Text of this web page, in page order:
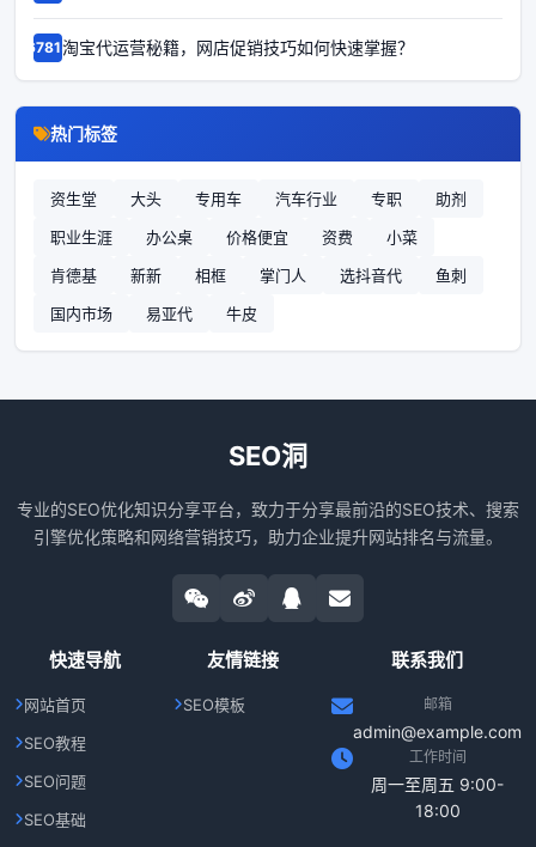
67815淘宝代运营秘籍，网店促销技巧如何快速掌握？
热门标签
资生堂 大头 专用车 汽车行业 专职
助剂
职业生涯
办公桌 价格便宜 资费
小菜
肯德基
新新 相框 掌门人 选抖音代
鱼刺
国内市场
易亚代 牛皮
SEO洞
专业的SEO优化知识分享平台，致力于分享最前沿的SEO技术、搜索
引擎优化策略和网络营销技巧，助力企业提升网站排名与流量。
快速导航
网站首页
SEO教程
SEO问题
SEO基础
友情链接
SEO模板
联系我们
邮箱
admin@example.com
工作时间
周一至周五 9:00-
18:00